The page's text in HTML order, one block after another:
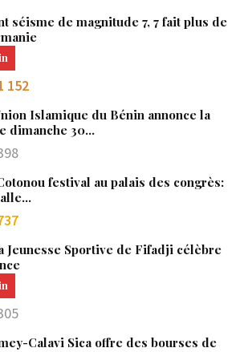
séisme de magnitude 7, 7 fait plus de
152
Islamique du Bénin annonce la
dimanche 30…
festival au palais des congrès:
Jeunesse Sportive de Fifadji célèbre
Calavi Sica offre des bourses de